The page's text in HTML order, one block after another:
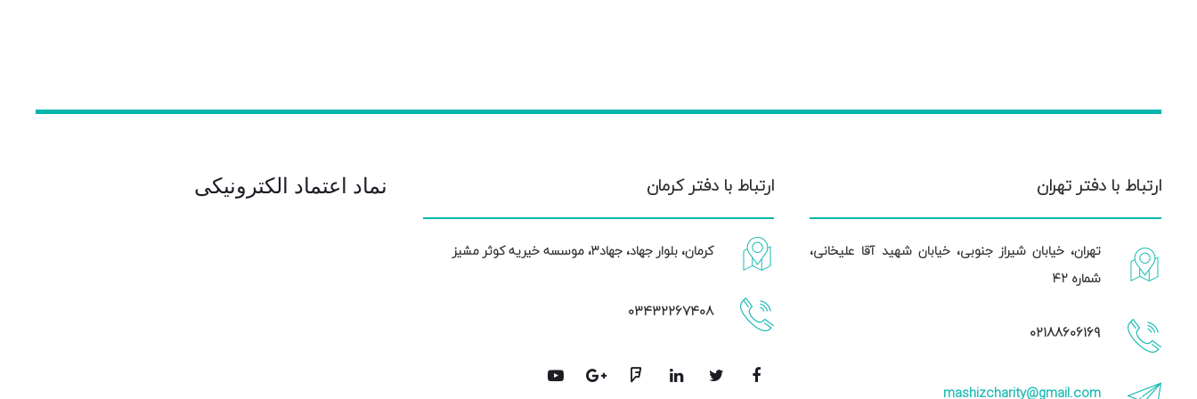
ارتباط با دفتر تهران
تهران، خیابان شیراز جنوبی، خیابان شهید آقا علیخانی،
شماره ۴۲
۰۲۱۸۸۶۰۶۱۶۹
mashizcharity@gmail.com
ارتباط با دفتر کرمان
کرمان، بلوار جهاد، جهاد۳، موسسه خیریه کوثر مشیز
۰۳۴۳۲۲۶۷۴۰۸
نماد اعتماد الکترونیکی